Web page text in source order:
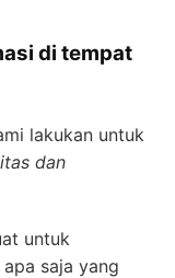
di tempat
lakukan untuk
dan
untuk
saja yang